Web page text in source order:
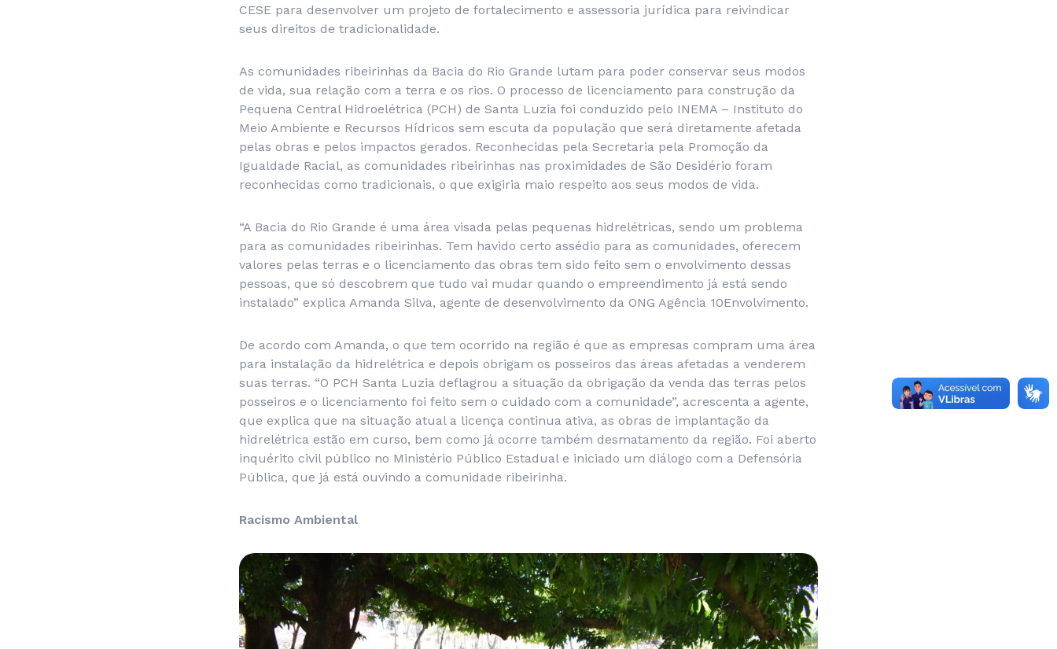
CESE para desenvolver um projeto de fortalecimento e assessoria jurídica para reivindicar
seus direitos de tradicionalidade.
As comunidades ribeirinhas da Bacia do Rio Grande lutam para poder conservar seus modos
de vida, sua relação com a terra e os rios. O processo de licenciamento para construção da
Pequena Central Hidroelétrica (PCH) de Santa Luzia foi conduzido pelo INEMA – Instituto do
Meio Ambiente e Recursos Hídricos sem escuta da população que será diretamente afetada
pelas obras e pelos impactos gerados. Reconhecidas pela Secretaria pela Promoção da
Igualdade Racial, as comunidades ribeirinhas nas proximidades de São Desidério foram
reconhecidas como tradicionais, o que exigiria maio respeito aos seus modos de vida.
“A Bacia do Rio Grande é uma área visada pelas pequenas hidrelétricas, sendo um problema
para as comunidades ribeirinhas. Tem havido certo assédio para as comunidades, oferecem
valores pelas terras e o licenciamento das obras tem sido feito sem o envolvimento dessas
pessoas, que só descobrem que tudo vai mudar quando o empreendimento já está sendo
instalado” explica Amanda Silva, agente de desenvolvimento da ONG Agência 10Envolvimento.
De acordo com Amanda, o que tem ocorrido na região é que as empresas compram uma área
para instalação da hidrelétrica e depois obrigam os posseiros das áreas afetadas a venderem
suas terras. “O PCH Santa Luzia deflagrou a situação da obrigação da venda das terras pelos
posseiros e o licenciamento foi feito sem o cuidado com a comunidade”, acrescenta a agente,
que explica que na situação atual a licença continua ativa, as obras de implantação da
hidrelétrica estão em curso, bem como já ocorre também desmatamento da região. Foi aberto
inquérito civil público no Ministério Público Estadual e iniciado um diálogo com a Defensória
Pública, que já está ouvindo a comunidade ribeirinha.
Racismo Ambiental